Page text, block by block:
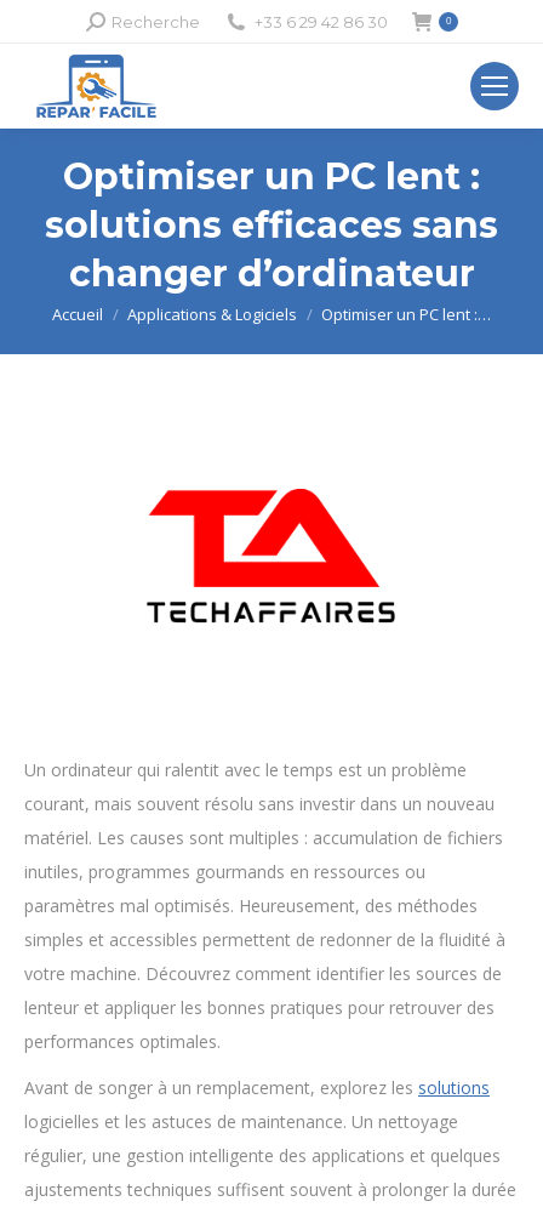
Recherche
Recherche +33 6 29 42 86 30 0
Optimiser un PC lent :
solutions efficaces sans
changer d’ordinateur
Vous êtes ici :
Accueil Applications & Logiciels Optimiser un PC lent :…
Un ordinateur qui ralentit avec le temps est un problème
courant, mais souvent résolu sans investir dans un nouveau
matériel. Les causes sont multiples : accumulation de fichiers
inutiles, programmes gourmands en ressources ou
paramètres mal optimisés. Heureusement, des méthodes
simples et accessibles permettent de redonner de la fluidité à
votre machine. Découvrez comment identifier les sources de
lenteur et appliquer les bonnes pratiques pour retrouver des
performances optimales.
Avant de songer à un remplacement, explorez les solutions
logicielles et les astuces de maintenance. Un nettoyage
régulier, une gestion intelligente des applications et quelques
ajustements techniques suffisent souvent à prolonger la durée